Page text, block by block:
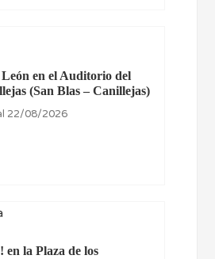
en el Auditorio del
(San Blas – Canillejas)
22/08/2026
en la Plaza de los